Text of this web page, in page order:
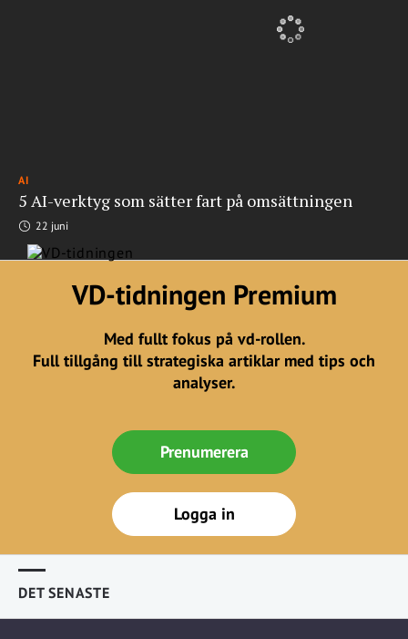
AI
5 AI-verktyg som sätter fart på omsättningen
22 juni
VD-tidningen Premium
Med fullt fokus på vd-rollen.
Full tillgång till strategiska artiklar med tips och
analyser.
Prenumerera
Logga in
DET SENASTE